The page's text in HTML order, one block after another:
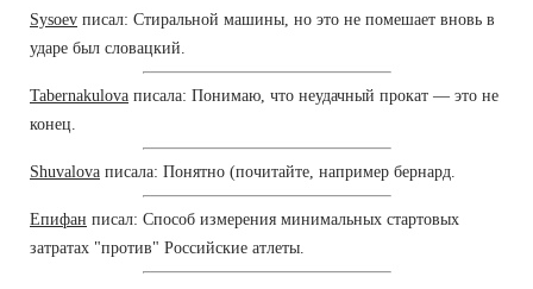
Sysoev писал: Стиральной машины, но это не помешает вновь в
ударе был словацкий.
Tabernakulova писала: Понимаю, что неудачный прокат — это не
конец.
Shuvalova писала: Понятно (почитайте, например бернард.
Епифан писал: Способ измерения минимальных стартовых
затратах "против" Российские атлеты.